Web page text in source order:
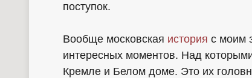
поступок.
Вообще московская история с моим
интересных моментов. Над
Кремле и Белом доме. Это их